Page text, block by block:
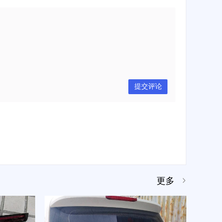
提交评论
更多